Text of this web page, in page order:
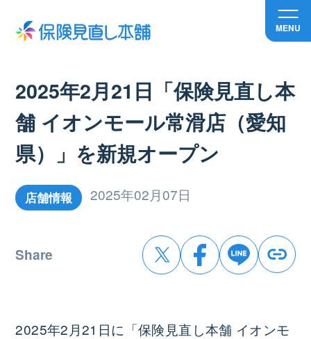
MENU
2025年2月21日「保険見直し本
舗 イオンモール常滑店（愛知
県）」を新規オープン
店舗情報 2025年02月07日
Share
2025年2月21日に「保険見直し本舗 イオンモ